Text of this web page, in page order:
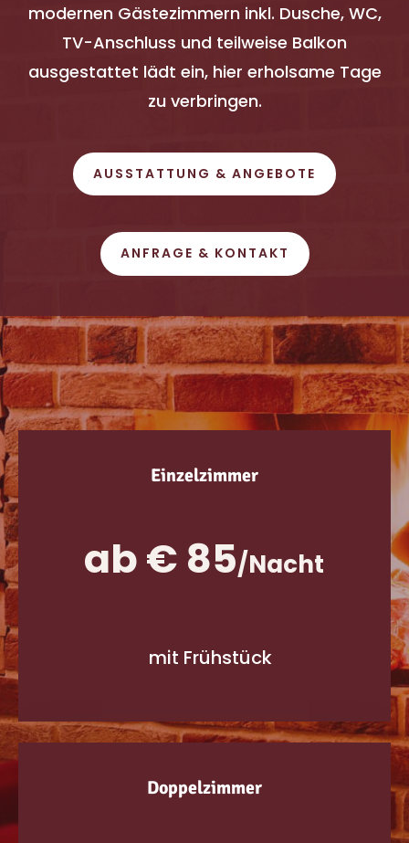
modernen Gästezimmern inkl. Dusche, WC,
TV-Anschluss und teilweise Balkon
ausgestattet lädt ein, hier erholsame Tage
zu verbringen.
AUSSTATTUNG & ANGEBOTE
ANFRAGE & KONTAKT
Einzelzimmer
ab € 85/Nacht
mit Frühstück
Doppelzimmer